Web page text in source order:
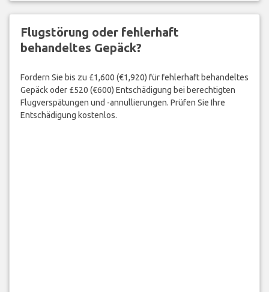
Flugstörung oder fehlerhaft
behandeltes Gepäck?
Fordern Sie bis zu £1,600 (€1,920) für fehlerhaft behandeltes
Gepäck oder £520 (€600) Entschädigung bei berechtigten
Flugverspätungen und -annullierungen. Prüfen Sie Ihre
Entschädigung kostenlos.